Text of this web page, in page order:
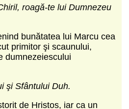
roagă-te lui Dumnezeu
bunătatea lui Marcu cea
primitor şi scaunului,
dumnezeiescului
şi Sfântului Duh.
de Hristos, iar ca un